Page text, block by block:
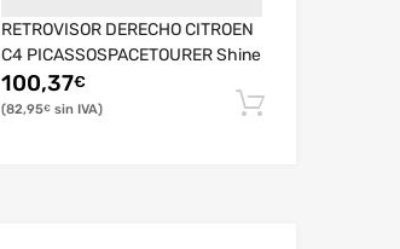
RETROVISOR DERECHO CITROEN
C4 PICASSOSPACETOURER Shine
100,37€
82,95€